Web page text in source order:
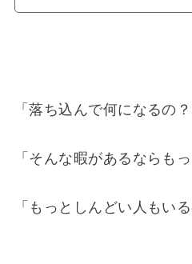
「落ち込んで何になるの？
「そんな暇があるならも
「もっとしんどい人もいる